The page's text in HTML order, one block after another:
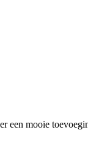
een mooie